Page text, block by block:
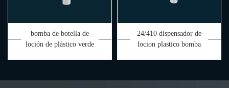
bomba de botella de
loción de plástico verde
24/410 dispensador de
locion plastico bomba